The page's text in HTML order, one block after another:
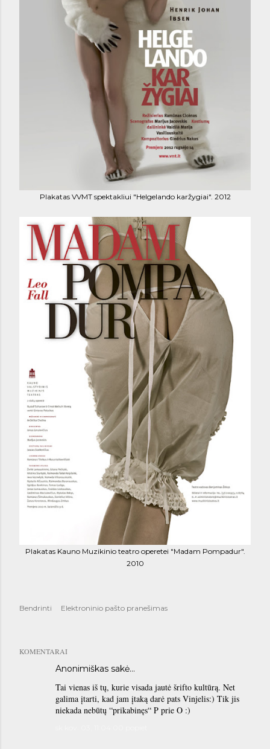
Plakatas VVMT spektakliui "Helgelando karžygiai". 2012
Plakatas Kauno Muzikinio teatro operetei "Madam Pompadur".
2010
Bendrinti Elektroninio pašto pranešimas
KOMENTARAI
Anonimiškas sakė…
Tai vienas iš tų, kurie visada jautė šrifto kultūrą. Net
galima įtarti, kad jam įtaką darė pats Vinjelis:) Tik jis
niekada nebūtų “prikabinęs“ P prie O :)